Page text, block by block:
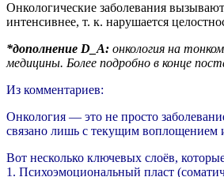
Онкологические заболевания
интенсивнее, т. к. нарушается
*дополнение D_A: онкология на
медицины. Более подробно в конце
Из комментариев:
Онкология — это не просто
связано лишь с текущим воплощением
Вот несколько ключевых слоёв,
1. Психоэмоциональный пласт